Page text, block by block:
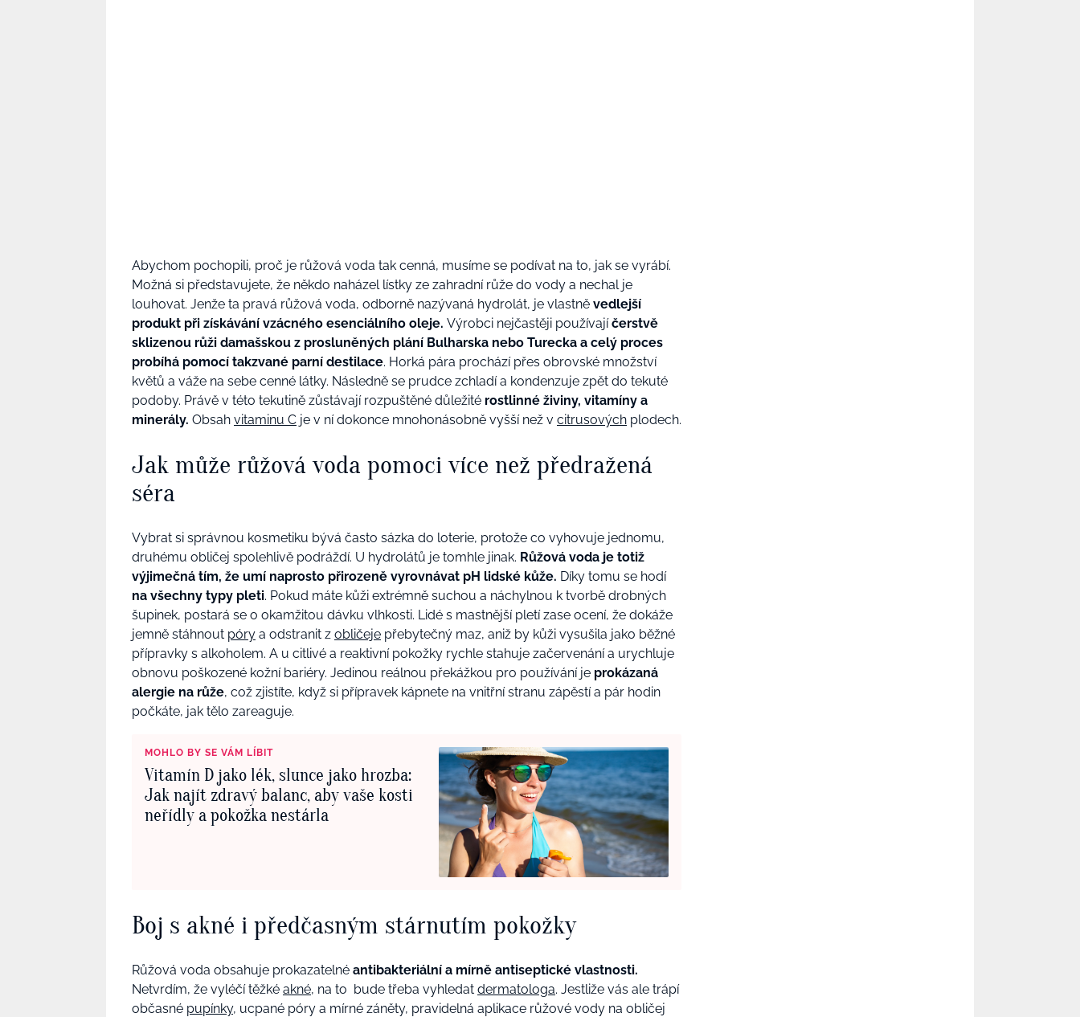
Abychom pochopili, proč je růžová voda tak cenná, musíme se podívat na to, jak se vyrábí.
Možná si představujete, že někdo naházel lístky ze zahradní růže do vody a nechal je
louhovat. Jenže ta pravá růžová voda, odborně nazývaná hydrolát, je vlastně vedlejší
produkt při získávání vzácného esenciálního oleje. Výrobci nejčastěji používajíčerstvě
sklizenou růži damašskou z prosluněných plání Bulharska nebo Turecka a celý proces
probíhá pomocí takzvané parní destilace. Horká pára prochází přes obrovské množství
květů a váže na sebe cenné látky. Následně se prudce zchladí a kondenzuje zpět do tekuté
podoby. Právě v této tekutině zůstávají rozpuštěné důležité rostlinné živiny, vitamíny a
minerály. Obsah vitaminu C je v ní dokonce mnohonásobně vyšší než v citrusových plodech.
Jak může růžová voda pomoci více než předražená
séra
Vybrat si správnou kosmetiku bývá často sázka do loterie, protože co vyhovuje jednomu,
druhému obličej spolehlivě podráždí. U hydrolátů je tomhle jinak. Růžová voda je totiž
výjimečná tím, že umí naprosto přirozeně vyrovnávat pH lidské kůže. Díky tomu se hodí
na všechny typy pleti. Pokud máte kůži extrémně suchou a náchylnou k tvorbě drobných
šupinek, postará se o okamžitou dávku vlhkosti. Lidé s mastnější pletí zase ocení, že dokáže
jemně stáhnout póry a odstranit z obličeje přebytečný maz, aniž by kůži vysušila jako běžné
přípravky s alkoholem. A u citlivé a reaktivní pokožky rychle stahuje začervenání a urychluje
obnovu poškozené kožní bariéry. Jedinou reálnou překážkou pro používání je prokázaná
alergie na růže, což zjistíte, když si přípravek kápnete na vnitřní stranu zápěstí a pár hodin
počkáte, jak tělo zareaguje.
MOHLO BY SE VÁM LÍBIT
Vitamín D jako lék, slunce jako hrozba:
Jak najít zdravý balanc, aby vaše kosti
neřídly a pokožka nestárla
Boj s akné i předčasným stárnutím pokožky
Růžová voda obsahuje prokazatelné antibakteriální a mírně antiseptické vlastnosti.
Netvrdím, že vyléčí těžké akné, na to bude třeba vyhledat dermatologa. Jestliže vás ale trápí
občasné pupínky, ucpané póry a mírné záněty, pravidelná aplikace růžové vody na obličej